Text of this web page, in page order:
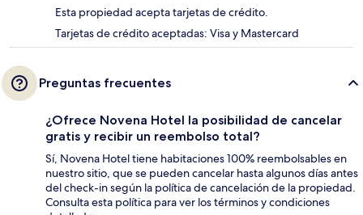
Esta propiedad acepta tarjetas de crédito.
Tarjetas de crédito aceptadas: Visa y Mastercard
Preguntas frecuentes
¿Ofrece Novena Hotel la posibilidad de cancelar
gratis y recibir un reembolso total?
Sí, Novena Hotel tiene habitaciones 100% reembolsables en
nuestro sitio, que se pueden cancelar hasta algunos días antes
del check-in según la política de cancelación de la propiedad.
Consulta esta política para ver los términos y condiciones